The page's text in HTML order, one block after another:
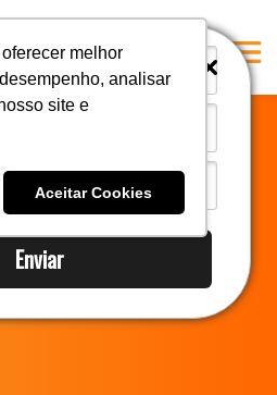
Enviar
melhor
analisar
site e
Aceitar Cookies
i
i
do
Exterior